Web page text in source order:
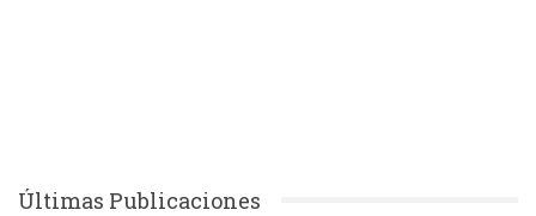
Últimas Publicaciones